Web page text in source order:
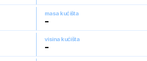
masa kućišta
-
visina kućišta
-